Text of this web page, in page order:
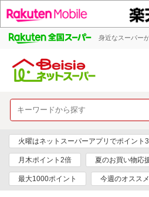
身近なスーパー
火曜はネットスーパーアプリでポイント
月木ポイント2倍 夏のお買い物応
最大1000ポイント 今週のオススメ